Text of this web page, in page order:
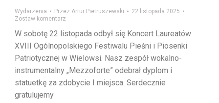
Wydarzenia Przez Artur Pietruszewski
22 listopada 2025
Zostaw komentarz
W sobotę 22 listopada odbył się Koncert Laureatów
XVIII Ogólnopolskiego Festiwalu Pieśni i Piosenki
Patriotycznej w Wielowsi. Nasz zespół wokalno-
instrumentalny „Mezzoforte” odebrał dyplom i
statuetkę za zdobycie I miejsca. Serdecznie
gratulujemy